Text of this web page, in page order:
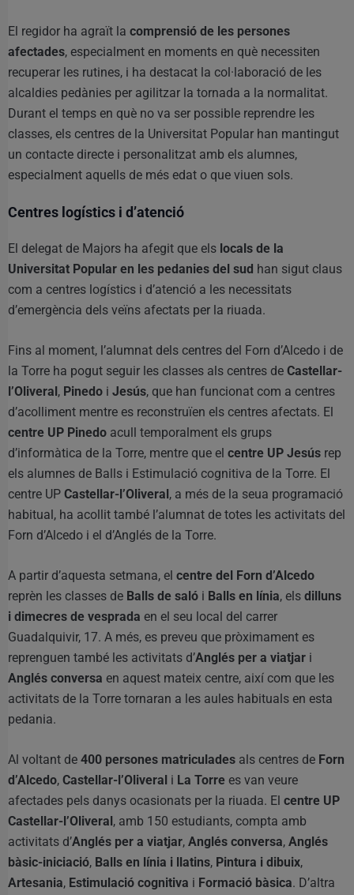
El regidor ha agraït la comprensió de les persones
afectades, especialment en moments en què necessiten
recuperar les rutines, i ha destacat la col·laboració de les
alcaldies pedànies per agilitzar la tornada a la normalitat.
Durant el temps en què no va ser possible reprendre les
classes, els centres de la Universitat Popular han mantingut
un contacte directe i personalitzat amb els alumnes,
especialment aquells de més edat o que viuen sols.
Centres logístics i d’atenció
El delegat de Majors ha afegit que els locals de la
Universitat Popular en les pedanies del sud han sigut claus
com a centres logístics i d’atenció a les necessitats
d’emergència dels veïns afectats per la riuada.
Fins al moment, l’alumnat dels centres del Forn d’Alcedo i de
la Torre ha pogut seguir les classes als centres de Castellar-
l’Oliveral, Pinedo i Jesús, que han funcionat com a centres
d’acolliment mentre es reconstruïen els centres afectats. El
centre UP Pinedo acull temporalment els grups
d’informàtica de la Torre, mentre que el centre UP Jesús rep
els alumnes de Balls i Estimulació cognitiva de la Torre. El
centre UP Castellar-l’Oliveral, a més de la seua programació
habitual, ha acollit també l’alumnat de totes les activitats del
Forn d’Alcedo i el d’Anglés de la Torre.
A partir d’aquesta setmana, el centre del Forn d’Alcedo
reprèn les classes de Balls de saló i Balls en línia, els dilluns
i dimecres de vesprada en el seu local del carrer
Guadalquivir, 17. A més, es preveu que pròximament es
reprenguen també les activitats d’Anglés per a viatjar i
Anglés conversa en aquest mateix centre, així com que les
activitats de la Torre tornaran a les aules habituals en esta
pedania.
Al voltant de 400 persones matriculades als centres de Forn
d’Alcedo, Castellar-l’Oliveral i La Torre es van veure
afectades pels danys ocasionats per la riuada. El centre UP
Castellar-l’Oliveral, amb 150 estudiants, compta amb
activitats d’Anglés per a viatjar, Anglés conversa, Anglés
bàsic-iniciació, Balls en línia i llatins, Pintura i dibuix,
Artesania, Estimulació cognitiva i Formació bàsica. D’altra